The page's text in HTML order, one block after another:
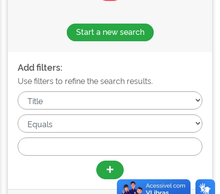
Start a new search
Add filters:
Use filters to refine the search results.